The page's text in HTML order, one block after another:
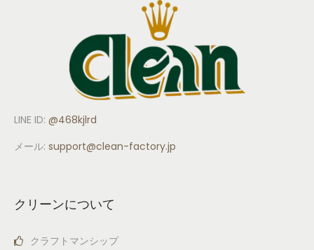
LINE ID: @468kjlrd
メール: support@clean-factory.jp
クリーンについて
クラフトマンシップ